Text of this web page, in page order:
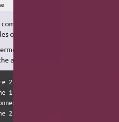
et terminer avec un
ou avec un
de passer à la ligne à
aussi en dehors des tableaux).
2           ^ Titre 3
1 Col 2     | Ligne 1 Col
fusionnées (notez la
2 Col 2\\ passage à la